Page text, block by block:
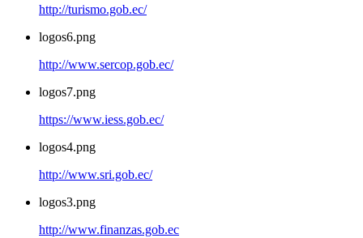
http://turismo.gob.ec/
logos6.png
http://www.sercop.gob.ec/
logos7.png
https://www.iess.gob.ec/
logos4.png
http://www.sri.gob.ec/
logos3.png
http://www.finanzas.gob.ec